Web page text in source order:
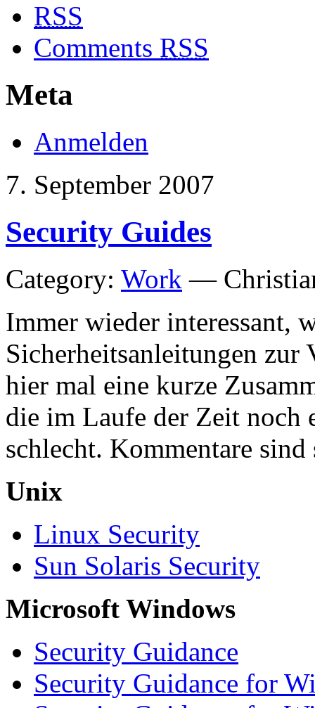
RSS
Comments RSS
Meta
Anmelden
7. September 2007
Security Guides
Category: Work —
Immer wieder interessant,
Sicherheitsanleitungen zur
hier mal eine kurze
die im Laufe der Zeit noch
schlecht. Kommentare
Unix
Linux Security
Sun Solaris Security
Microsoft Windows
Security Guidance
Security Guidance for